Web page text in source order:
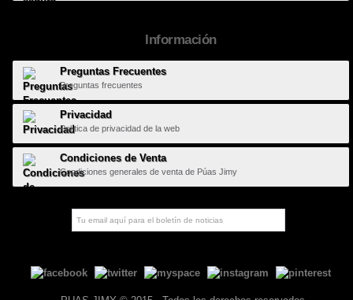
Información
Preguntas Frecuentes
Preguntas frecuentes
Privacidad
Política de privacidad de la web
Condiciones de Venta
Condiciones generales de venta de Púas Jimy